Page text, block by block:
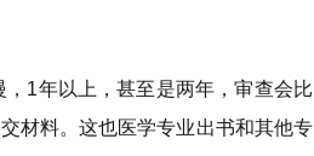
1年以上，甚至是两年，审查会比
材料。这也医学专业出书和其他专